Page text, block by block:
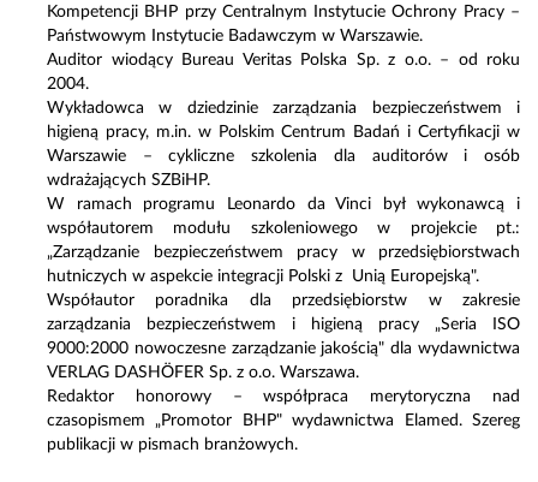
Kompetencji BHP przy Centralnym Instytucie Ochrony Pracy –
Państwowym Instytucie Badawczym w Warszawie.
Auditor wiodący Bureau Veritas Polska Sp. z o.o. – od roku
2004.
Wykładowca w dziedzinie zarządzania bezpieczeństwem i
higieną pracy, m.in. w Polskim Centrum Badań i Certyfikacji w
Warszawie – cykliczne szkolenia dla auditorów i osób
wdrażających SZBiHP.
W ramach programu Leonardo da Vinci był wykonawcą i
współautorem modułu szkoleniowego w projekcie pt.:
„Zarządzanie bezpieczeństwem pracy w przedsiębiorstwach
hutniczych w aspekcie integracji Polski z Unią Europejską".
Współautor poradnika dla przedsiębiorstw w zakresie
zarządzania bezpieczeństwem i higieną pracy „Seria ISO
9000:2000 nowoczesne zarządzanie jakością" dla wydawnictwa
VERLAG DASHÖFER Sp. z o.o. Warszawa.
Redaktor honorowy – współpraca merytoryczna nad
czasopismem „Promotor BHP" wydawnictwa Elamed. Szereg
publikacji w pismach branżowych.